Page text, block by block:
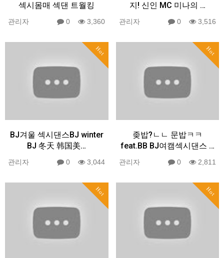
섹시몸매 섹댄 트월킹
관리자 0 3,360
지! 신인 MC 미나의 …
관리자 0 3,516
Hot
BJ겨울 섹시댄스BJ winter
BJ 冬天 韩国美…
관리자 0 3,044
Hot
좆밥?ㄴㄴ 문밥ㅋㅋ
feat.BB BJ여캠섹시댄스 …
관리자 0 2,811
Hot Hot